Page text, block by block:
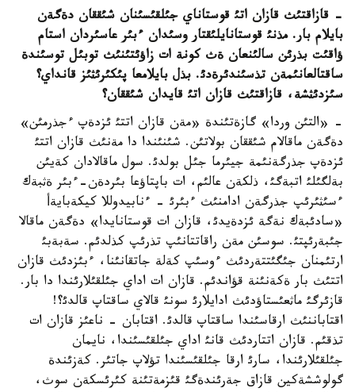
- قازاقتئث قازان اتئ قوستاناي جئلقئسئنان شئققان دةگةن
بايلام بار. مذنئ قوستانايلئقتار وسئدان ءبئر عاسئردان استام
ؤاقئت بذرئن سالئنعان ةث كونة ات زاؤئتئنئث توبئل توسئندة
ساقتالعانئمةن تذسئندئرةدئ. بذل بايلامعا پئكئرئثئز قانداي؟
سئزدئثشة، قازاقتئث قازان اتئ قايدان شئققان؟
- «التئن وردا» گازةتئندة «مةن قازان اتتئ ئزدةپ ءجذرمئن»
دةگةن ماقالام شئققان بولاتئن. شئنئندا دا مةنئث قازان اتتئ
ئزدةپ جذرگةنئمة جيئرما جئل بولدئ. سول ماقالادان كةيئن
بةلگئلئ اتبةگئ، ذلكةن عالئم، ات باپتاؤعا بئردةن-ءبئر ةثبةك
ءسئثئرئپ جذرگةن ادامنئث ءبئرئ - ءنابيدوللا كيكةبايةأ
«سادئبةك نةگة ئزدةيدئ، قازان ات قوستانايدا» دةگةن ماقالا
جئبةرئپتئ. سوسئن مةن راقاتتانئپ تذرئپ كذلدئم. سةبةبئ
ارتئمنان جئگئتتةردئث ءوسئپ كةلة جاتقانئنا، ءبئزدئث قازان
اتتئث بار ةكةنئنة قؤاندئم. قازان ات اداي جئلقئلارئندا دا بار.
قازئرگئ ماثعئستاؤدئث ادايلارئ سونئ قالاي ساقتاپ قالدئ؟!
اقتاباننئث ارقاسئندا ساقتاپ قالدئ. اقتابان - ناعئز قازان ات
تذقئم. قازان اتتاردئث قانئ اداي جئلقئسئندا، نايمان
جئلقئلارئندا، سارئ ارقا جئلقئسئندا تؤلاپ جاتئر. كةزئندة
گولوششةكين قازاق جةرئندةگئ قئزمةتئنة كئرئسكةن سوث،